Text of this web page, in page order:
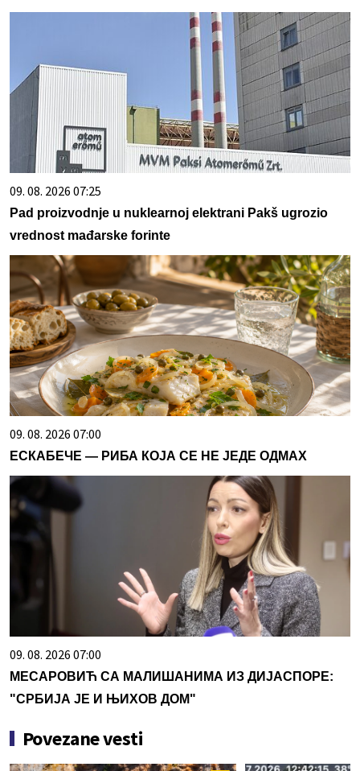
09. 08. 2026 07:25
Pad proizvodnje u nuklearnoj elektrani Pakš ugrozio
vrednost mađarske forinte
09. 08. 2026 07:00
ЕСКАБЕЧЕ — РИБА КОЈА СЕ НЕ ЈЕДЕ ОДМАХ
09. 08. 2026 07:00
МЕСАРОВИЋ СА МАЛИШАНИМА ИЗ ДИЈАСПОРЕ:
"СРБИЈА ЈЕ И ЊИХОВ ДОМ"
Povezane vesti